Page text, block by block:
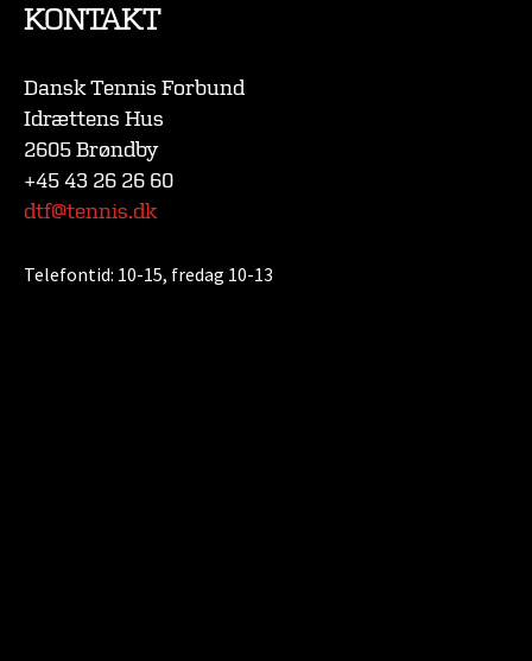
KONTAKT
Dansk Tennis Forbund
Idrættens Hus
2605 Brøndby
+45 43 26 26 60
dtf@tennis.dk
Telefontid: 10-15, fredag 10-13